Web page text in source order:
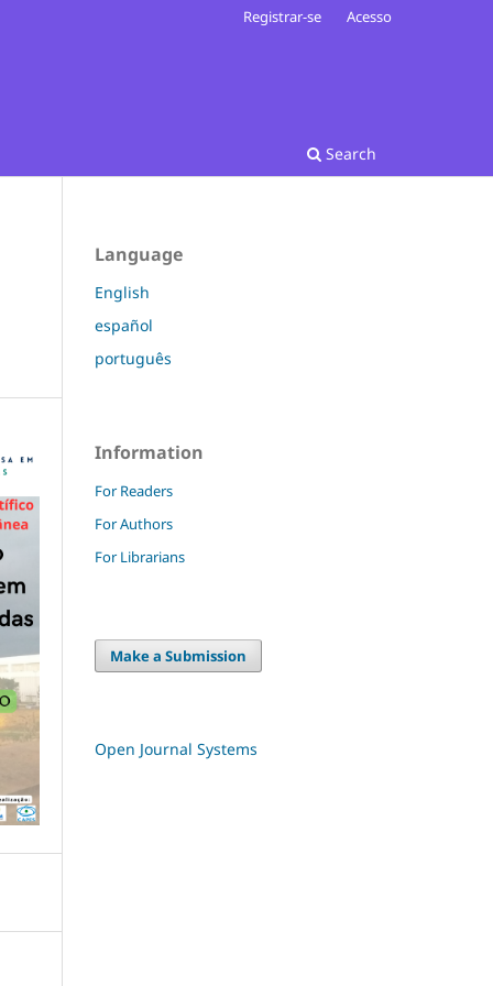
Search
Registrar-se Acesso
Language
English
español
português
Information
For Readers
For Authors
For Librarians
Make a Submission
Open Journal Systems